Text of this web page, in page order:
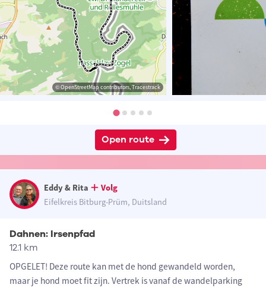
© OpenStreetMap contributors, Tracestrack
Open route
Eddy & Rita
Volg
Eifelkreis Bitburg-Prüm, Duitsland
Dahnen: Irsenpfad
12.1 km
OPGELET! Deze route kan met de hond gewandeld worden,
maar je hond moet fit zijn. Vertrek is vanaf de wandelparking